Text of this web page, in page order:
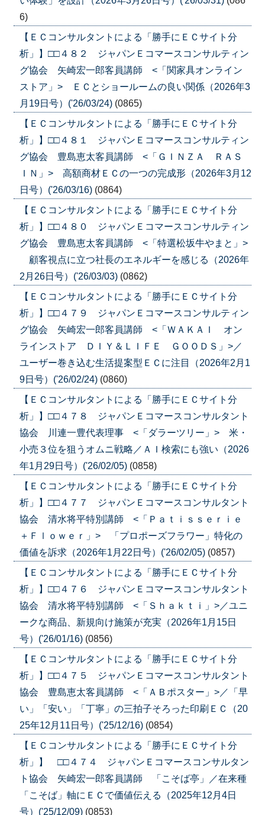
6)
【ＥＣコンサルタントによる「勝手にＥＣサイト分
析」】□□４８２ ジャパンＥコマースコンサルティン
グ協会 矢崎宏一郎客員講師 <「関家具オンライン
ストア」> ＥＣとショールームの良い関係（2026年3
月19日号）('26/03/24) (0865)
【ＥＣコンサルタントによる「勝手にＥＣサイト分
析」】□□４８１ ジャパンＥコマースコンサルティン
グ協会 豊島恵太客員講師 <「ＧＩＮＺＡ ＲＡＳ
ＩＮ」> 高額商材ＥＣの一つの完成形（2026年3月12
日号）('26/03/16) (0864)
【ＥＣコンサルタントによる「勝手にＥＣサイト分
析」】□□４８０ ジャパンＥコマースコンサルティン
グ協会 豊島恵太客員講師 <「特選松坂牛やまと」>
顧客視点に立つ社長のエネルギーを感じる（2026年
2月26日号）('26/03/03) (0862)
【ＥＣコンサルタントによる「勝手にＥＣサイト分
析」】□□４７９ ジャパンＥコマースコンサルティン
グ協会 矢崎宏一郎客員講師 <「ＷＡＫＡＩ オン
ラインストア ＤＩＹ＆ＬＩＦＥ ＧＯＯＤＳ」>／
ユーザー巻き込む生活提案型ＥＣに注目（2026年2月1
9日号）('26/02/24) (0860)
【ＥＣコンサルタントによる「勝手にＥＣサイト分
析」】□□４７８ ジャパンＥコマースコンサルタント
協会 川連一豊代表理事 <「ダラーツリー」> 米・
小売３位を狙うオムニ戦略／ＡＩ検索にも強い（2026
年1月29日号）('26/02/05) (0858)
【ＥＣコンサルタントによる「勝手にＥＣサイト分
析」】□□４７７ ジャパンＥコマースコンサルタント
協会 清水将平特別講師 <「Ｐａｔｉｓｓｅｒｉｅ
＋Ｆｌｏｗｅｒ」> 「プロポーズフラワー」特化の
価値を訴求（2026年1月22日号）('26/02/05) (0857)
【ＥＣコンサルタントによる「勝手にＥＣサイト分
析」】□□４７６ ジャパンＥコマースコンサルタント
協会 清水将平特別講師 <「Ｓｈａｋｔｉ」>／ユニ
ークな商品、新規向け施策が充実（2026年1月15日
号）('26/01/16) (0856)
【ＥＣコンサルタントによる「勝手にＥＣサイト分
析」】□□４７５ ジャパンＥコマースコンサルタント
協会 豊島恵太客員講師 <「ＡＢポスター」>／「早
い」「安い」「丁寧」の三拍子そろった印刷ＥＣ（20
25年12月11日号）('25/12/16) (0854)
【ＥＣコンサルタントによる「勝手にＥＣサイト分
析」】 □□４７４ ジャパンＥコマースコンサルタン
ト協会 矢崎宏一郎客員講師 「こそば亭」／在来種
「こそば」軸にＥＣで価値伝える（2025年12月4日
号）('25/12/09) (0853)